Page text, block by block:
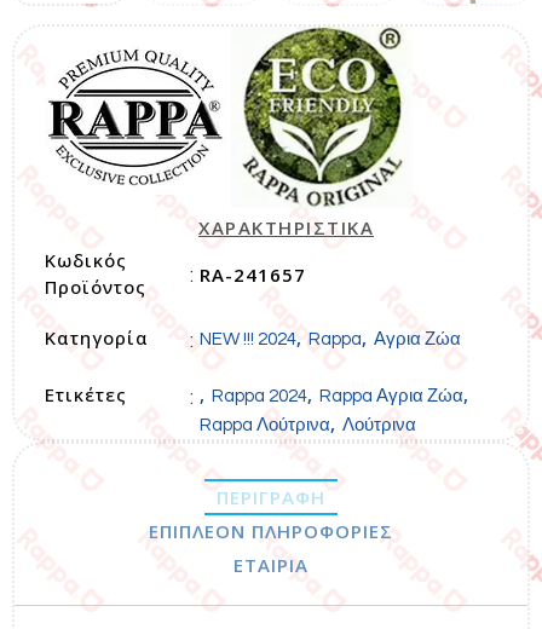
ΧΑΡΑΚΤΗΡΙΣΤΙΚΑ
Κωδικός
Προϊόντος
: RA-241657
Κατηγορία : NEW !!! 2024, Rappa, Αγρια Ζώα
Ετικέτες : , Rappa 2024, Rappa Αγρια Ζώα,
Rappa Λούτρινα, Λούτρινα
ΠΕΡΙΓΡΑΦΉ
ΕΠΙΠΛΈΟΝ ΠΛΗΡΟΦΟΡΊΕΣ
ΕΤΑΙΡΊΑ